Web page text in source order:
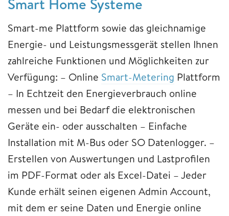
Smart-me Plattform sowie das gleichnamige
Energie- und Leistungsmessgerät stellen Ihnen
zahlreiche Funktionen und Möglichkeiten zur
Verfügung: – Online Smart-Metering Plattform
– In Echtzeit den Energieverbrauch online
messen und bei Bedarf die elektronischen
Geräte ein- oder ausschalten – Einfache
Installation mit M-Bus oder SO Datenlogger. –
Erstellen von Auswertungen und Lastprofilen
im PDF-Format oder als Excel-Datei – Jeder
Kunde erhält seinen eigenen Admin Account,
mit dem er seine Daten und Energie online